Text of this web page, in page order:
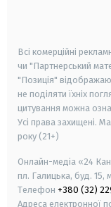
Всі комерційні
чи "Партнерський
"Позиція"
не поділяти їхніх
цитування можна
Усі права захищені.
року (21+)
Онлайн-медіа «24
пл. Галицька, буд. 15,
Телефон +380 (32)
Адреса електронної